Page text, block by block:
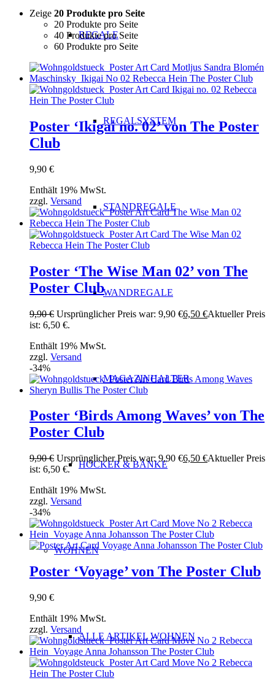
REGALE
REGALSYSTEM
STANDREGALE
WANDREGALE
MAGAZINHALTER
HOCKER & BÄNKE
WOHNEN
ALLE ARTIKEL WOHNEN
Zeige 20 Produkte pro Seite
20 Produkte pro Seite
40 Produkte pro Seite
60 Produkte pro Seite
Poster ‘Ikigai no. 02’ von The Poster
Club
9,90 €
Enthält 19% MwSt.
zzgl. Versand
Poster ‘The Wise Man 02’ von The
Poster Club
9,90€ Ursprünglicher Preis war: 9,90 €6,50 €Aktueller Preis
ist: 6,50 €.
Enthält 19% MwSt.
zzgl. Versand
-34%
Poster ‘Birds Among Waves’ von The
Poster Club
9,90€ Ursprünglicher Preis war: 9,90 €6,50 €Aktueller Preis
ist: 6,50 €.
Enthält 19% MwSt.
zzgl. Versand
-34%
Poster ‘Voyage’ von The Poster Club
9,90 €
Enthält 19% MwSt.
zzgl. Versand